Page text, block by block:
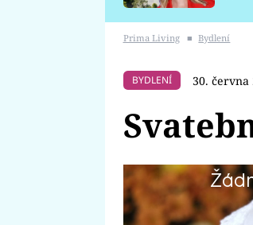
Prima Living ■ Bydlení
BYDLENÍ 30. června
Vypadá luxusně,